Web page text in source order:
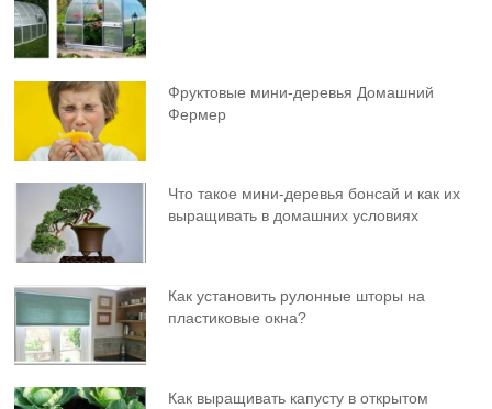
Фруктовыe мини-деревья Домашний
Фермер
Что такое мини-деревья бонсай и как их
выращивать в домашних условиях
Как установить рулонные шторы на
пластиковые окна?
Как выращивать капусту в открытом